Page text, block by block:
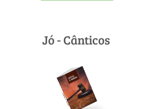
Jó - Cânticos